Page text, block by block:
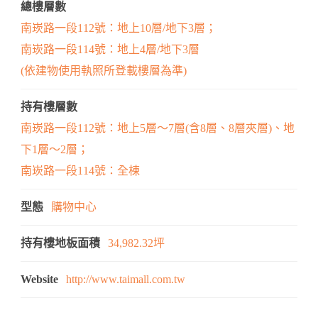
總樓層數
南崁路一段112號：地上10層/地下3層；
南崁路一段114號：地上4層/地下3層
(依建物使用執照所登載樓層為準)
持有樓層數
南崁路一段112號：地上5層～7層(含8層、8層夾層)、地
下1層～2層；
南崁路一段114號：全棟
型態 購物中心
持有樓地板面積 34,982.32坪
Website http://www.taimall.com.tw